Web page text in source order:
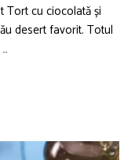
Tort cu ciocolată și
desert favorit. Totul